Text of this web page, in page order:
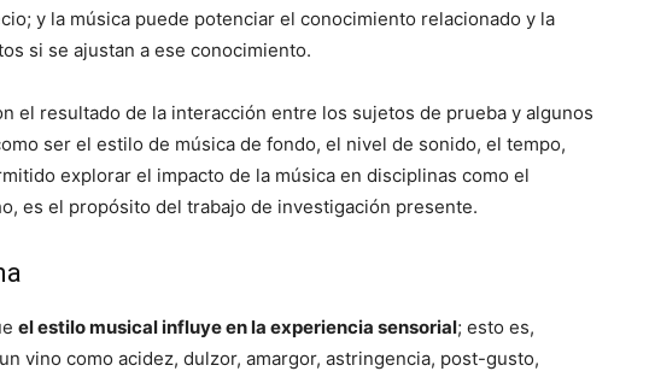
y la música puede potenciar el conocimiento relacionado y la
si se ajustan a ese conocimiento.
el resultado de la interacción entre los sujetos de prueba y algunos
ser el estilo de música de fondo, el nivel de sonido, el tempo,
explorar el impacto de la música en disciplinas como el
es el propósito del trabajo de investigación presente.
el estilo musical influye en la experiencia sensorial; esto es,
vino como acidez, dulzor, amargor, astringencia, post-gusto,